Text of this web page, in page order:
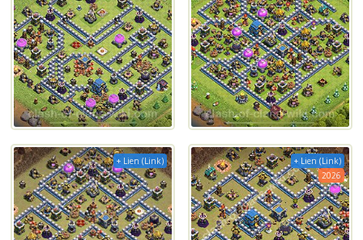
+ Lien (Link)
+ Lien (Link)
2026